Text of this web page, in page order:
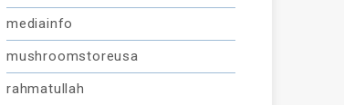
mediainfo
mushroomstoreusa
rahmatullah